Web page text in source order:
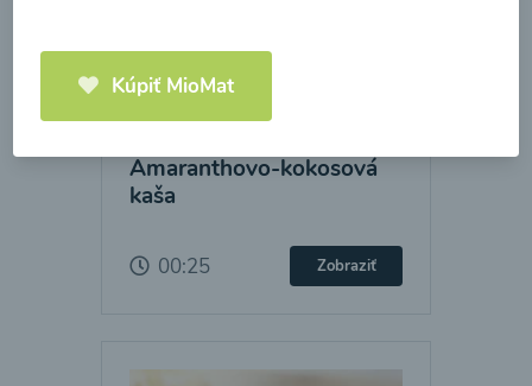
Amaranthovo-kokosová
kaša
00:25 Zobraziť
Kúpiť MioMat